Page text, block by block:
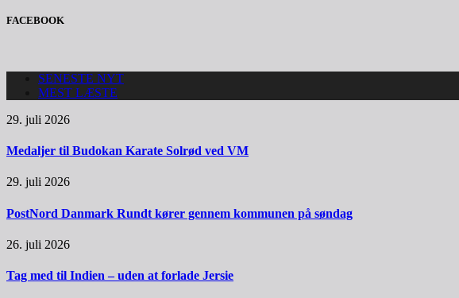
FACEBOOK
SENESTE NYT
MEST LÆSTE
29. juli 2026
Medaljer til Budokan Karate Solrød ved VM
29. juli 2026
PostNord Danmark Rundt kører gennem kommunen på søndag
26. juli 2026
Tag med til Indien – uden at forlade Jersie